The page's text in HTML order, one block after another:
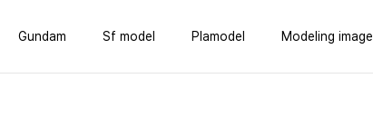
Gundam Sf model Plamodel Modeling image